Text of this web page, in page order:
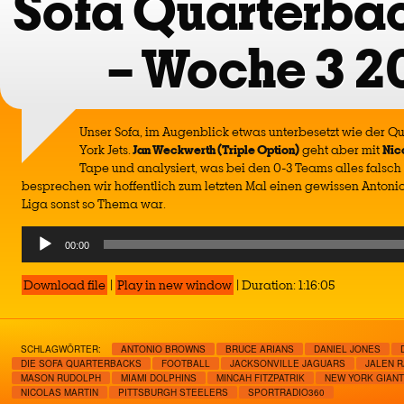
– Woche 3
Unser Sofa, im Augenblick etwas unterbesetzt wie der
York Jets.Jan Weckwerth (Triple Option)geht aber mit
Tape und analysiert, was bei den 0-3 Teams alles
besprechen wir hoffentlich zum letzten Mal einen gewissen
Liga sonst so Thema war.
Audio
Player
00:00
Download file | Play in new window | Duration: 1:16:05
SCHLAGWÖRTER: ANTONIO BROWNS BRUCE ARIANS DANIEL JONES
DIE SOFA QUARTERBACKS
FOOTBALL JACKSONVILLE JAGUARS
JALEN
MASON RUDOLPH
MIAMI DOLPHINS MINCAH FITZPATRIK
NEW YORK
NICOLAS MARTIN
PITTSBURGH STEELERS SPORTRADIO360